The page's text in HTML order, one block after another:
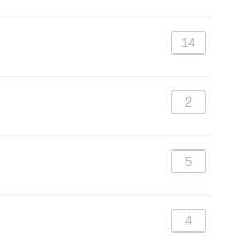
14
2
5
4